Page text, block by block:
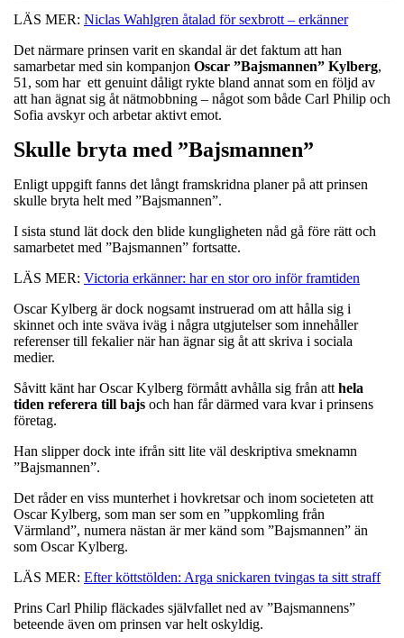
LÄS MER: Niclas Wahlgren åtalad för sexbrott – erkänner
Det närmare prinsen varit en skandal är det faktum att han
samarbetar med sin kompanjon Oscar ”Bajsmannen” Kylberg,
51, som har ett genuint dåligt rykte bland annat som en följd av
att han ägnat sig åt nätmobbning – något som både Carl Philip och
Sofia avskyr och arbetar aktivt emot.
Skulle bryta med ”Bajsmannen”
Enligt uppgift fanns det långt framskridna planer på att prinsen
skulle bryta helt med ”Bajsmannen”.
I sista stund lät dock den blide kungligheten nåd gå före rätt och
samarbetet med ”Bajsmannen” fortsatte.
LÄS MER: Victoria erkänner: har en stor oro inför framtiden
Oscar Kylberg är dock nogsamt instruerad om att hålla sig i
skinnet och inte sväva iväg i några utgjutelser som innehåller
referenser till fekalier när han ägnar sig åt att skriva i sociala
medier.
Såvitt känt har Oscar Kylberg förmått avhålla sig från att hela
tiden referera till bajs och han får därmed vara kvar i prinsens
företag.
Han slipper dock inte ifrån sitt lite väl deskriptiva smeknamn
”Bajsmannen”.
Det råder en viss munterhet i hovkretsar och inom societeten att
Oscar Kylberg, som man ser som en ”uppkomling från
Värmland”, numera nästan är mer känd som ”Bajsmannen” än
som Oscar Kylberg.
LÄS MER: Efter köttstölden: Arga snickaren tvingas ta sitt straff
Prins Carl Philip fläckades självfallet ned av ”Bajsmannens”
beteende även om prinsen var helt oskyldig.